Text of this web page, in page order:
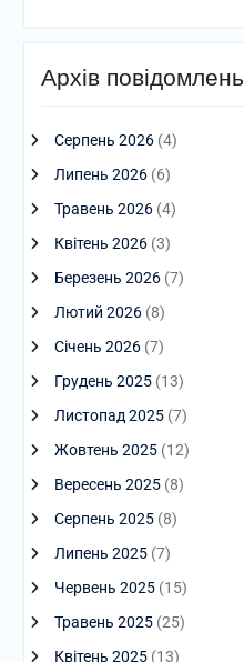
Архів повідомлень
Серпень 2026(4)
Липень 2026(6)
Травень 2026(4)
Квітень 2026(3)
Березень 2026(7)
Лютий 2026(8)
Січень 2026(7)
Грудень 2025(13)
Листопад 2025(7)
Жовтень 2025(12)
Вересень 2025(8)
Серпень 2025(8)
Липень 2025(7)
Червень 2025(15)
Травень 2025(25)
Квітень 2025(13)